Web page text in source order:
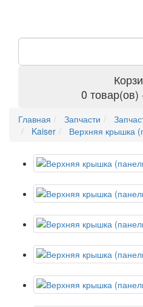
0 товар(ов)
Главная Запчасти
Kaiser
Верхняя крышка